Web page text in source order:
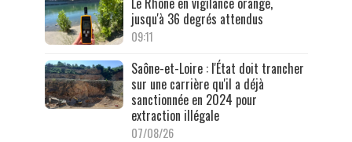
jusqu'à 36 degrés attendus
09:11
Saône-et-Loire : l'État doit trancher
sur une carrière qu'il a déjà
sanctionnée en 2024 pour
extraction illégale
07/08/26